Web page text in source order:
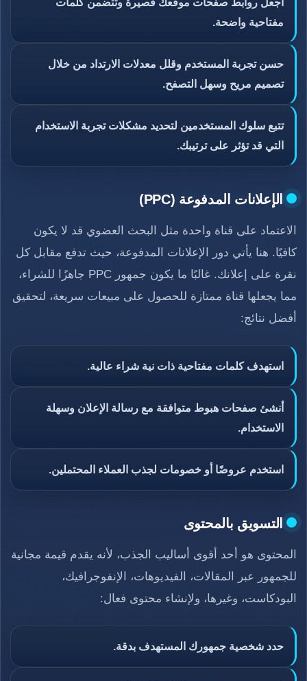
مفتاحية واضحة.
حسن تجربة المستخدم وقلل معدلات الارتداد من خلال
تصميم مريح وسهل التصفح.
تتبع سلوك المستخدمين لتحديد مشكلات تجربة الاستخدام
التي قد تؤثر على ترتيبك.
الإعلانات المدفوعة (PPC)
الاعتماد على قناة واحدة مثل البحث العضوي قد لا يكون
كافيًا. هنا يأتي دور الإعلانات المدفوعة، حيث تدفع مقابل كل
نقرة على إعلانك. غالبًا ما يكون جمهور PPC جاهزًا للشراء،
مما يجعلها قناة ممتازة للحصول على مبيعات سريعة، لتحقيق
أفضل نتائج:
استهدف كلمات مفتاحية ذات نية شراء عالية.
أنشئ صفحات هبوط متوافقة مع رسالة الإعلان وسهلة
الاستخدام.
استخدم عروضًا أو خصومات لجذب العملاء المحتملين.
التسويق بالمحتوى
المحتوى هو أحد أقوى أساليب الجذب، لأنه يقدم قيمة مجانية
للجمهور عبر المقالات، الفيديوهات، الإنفوجرافيك،
البودكاست، وغيرها، ولإنشاء محتوى فعال:
حدد شخصية جمهورك المستهدف بدقة.